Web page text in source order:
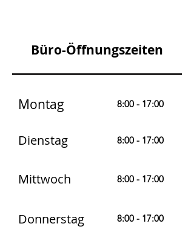
Büro-Öffnungszeiten
Montag 8:00 - 17:00
Dienstag 8:00 - 17:00
Mittwoch 8:00 - 17:00
Donnerstag 8:00 - 17:00